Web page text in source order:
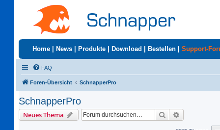
Home News Produkte Download Bestellen Support-
FAQ
Foren-Übersicht SchnapperPro
SchnapperPro
Neues Thema Suche